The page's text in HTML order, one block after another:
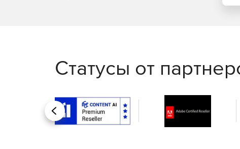
Статусы от
Назад